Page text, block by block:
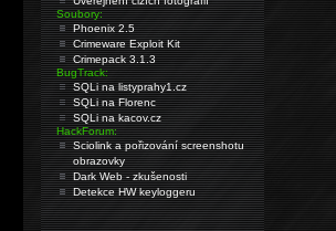
Soubory:
Phoenix 2.5
Crimeware Exploit Kit
Crimepack 3.1.3
BugTrack:
SQLi na listyprahy1.cz
SQLi na Florenc
SQLi na kacov.cz
HackForum:
Sciolink a pořizování screenshotu
obrazovky
Dark Web - zkušenosti
Detekce HW keyloggeru